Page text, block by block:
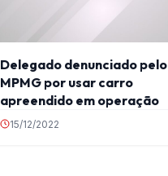
Delegado denunciado pelo
MPMG por usar carro
apreendido em operação
15/12/2022